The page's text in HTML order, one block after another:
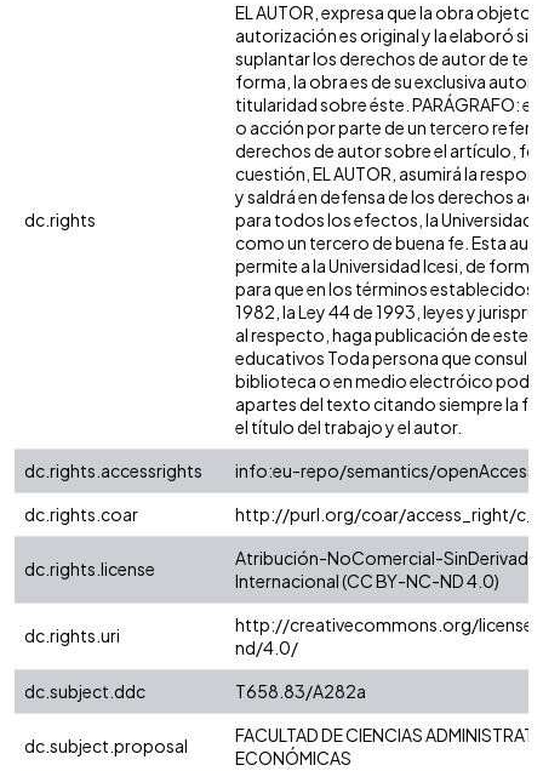
dc.rights
EL AUTOR, expresa que la obra objeto
autorización es original y la elaboró
suplantar los derechos de autor de
forma, la obra es de su exclusiva
titularidad sobre éste. PARÁGRAFO:
o acción por parte de un tercero
derechos de autor sobre el artículo,
cuestión, EL AUTOR, asumirá la
y saldrá en defensa de los derechos
para todos los efectos, la Universidad
como un tercero de buena fe. Esta
permite a la Universidad Icesi, de
para que en los términos establecidos
1982, la Ley 44 de 1993, leyes y
al respecto, haga publicación de este
educativos Toda persona que consulte
biblioteca o en medio electróico
apartes del texto citando siempre la
el título del trabajo y el autor.
dc.rights.accessrights
info:eu-repo/semantics/openAccess
dc.rights.coar
http://purl.org/coar/access_right/
dc.rights.license
Atribución-NoComercial-
Internacional (CC BY-NC-ND 4.0)
dc.rights.uri
http://creativecommons.org/
nd/4.0/
dc.subject.ddc
T658.83/A282a
dc.subject.proposal
FACULTAD DE CIENCIAS
ECONÓMICAS